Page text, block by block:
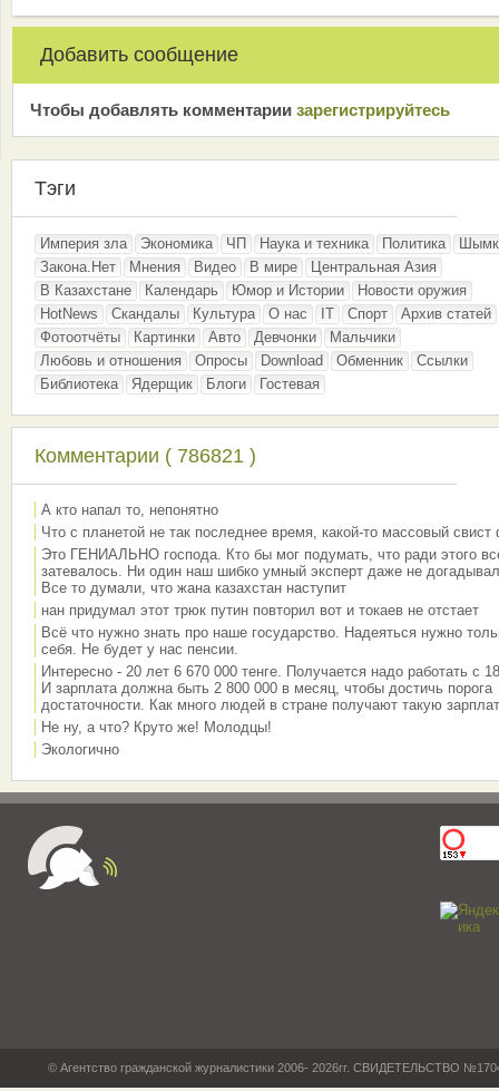
Добавить сообщение
Чтобы добавлять комментарии зарeгиcтрирyйтeсь
Тэги
Империя зла Экономика ЧП Наука и техника Политика
Закона.Нет
Мнения Видео В мире
Центральная Азия
В Казахстане
Календарь Юмор и Истории
Новости оружия
HotNews
Скандалы Культура О нас IT Спорт
Архив статей
Фотоотчёты
Картинки Авто Девчонки
Мальчики
Любовь и отношения
Опросы Download Обменник
Ссылки
Библиотека
Ядерщик Блоги Гостевая
Комментарии ( 786821 )
А кто напал то, непонятно
Что с планетой не так последнее время, какой-то массовый свист
Это ГЕНИАЛЬНО господа. Кто бы мог подумать, что ради этого
затевалось. Ни один наш шибко умный эксперт даже не
Все то думали, что жана казахстан наступит
нан придумал этот трюк путин повторил вот и токаев не отстает
Всё что нужно знать про наше государство. Надеяться нужно
себя. Не будет у нас пенсии.
Интересно - 20 лет 6 670 000 тенге. Получается надо работать с
И зарплата должна быть 2 800 000 в месяц, чтобы достичь порога
достаточности. Как много людей в стране получают такую
Не ну, а что? Круто же! Молодцы!
Экологично
© Агентство гражданской журналистики 2006- 2026гг. СВИДЕТЕЛЬСТВО